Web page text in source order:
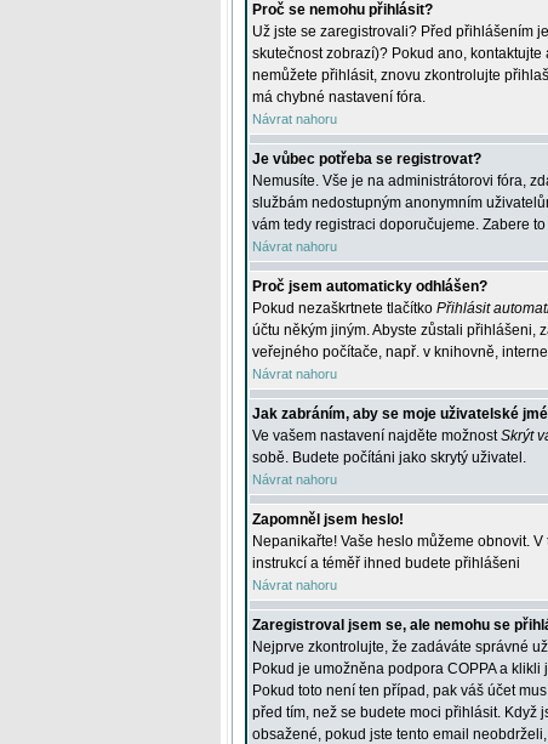
Proč se nemohu přihlásit?
Už jste se zaregistrovali? Před přihlášením
skutečnost zobrazí)? Pokud ano,
nemůžete přihlásit, znovu zkontrolujte
má chybné nastavení fóra.
Návrat nahoru
Je vůbec potřeba se registrovat?
Nemusíte. Vše je na administrátorovi fóra,
službám nedostupným anonymním
vám tedy registraci doporučujeme. Zabere
Návrat nahoru
Proč jsem automaticky odhlášen?
Pokud nezaškrtnete tlačítko Přihlásit
účtu někým jiným. Abyste zůstali přihlášeni,
veřejného počítače, např. v knihovně,
Návrat nahoru
Jak zabráním, aby se moje uživatelské
Ve vašem nastavení najděte možnostSkrýt
sobě. Budete počítáni jako skrytý uživatel.
Návrat nahoru
Zapomněl jsem heslo!
Nepanikařte! Vaše heslo můžeme obnovit.
instrukcí a téměř ihned budete přihlášeni
Návrat nahoru
Zaregistroval jsem se, ale nemohu se
Nejprve zkontrolujte, že zadáváte správné
Pokud je umožněna podpora COPPA a
Pokud toto není ten případ, pak váš účet
před tím, než se budete moci přihlásit. Když
obsažené, pokud jste tento email